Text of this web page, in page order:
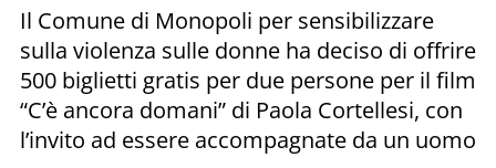
Il Comune di Monopoli per sensibilizzare
sulla violenza sulle donne ha deciso di offrire
500 biglietti gratis per due persone per il film
“C’è ancora domani” di Paola Cortellesi, con
l’invito ad essere accompagnate da un uomo